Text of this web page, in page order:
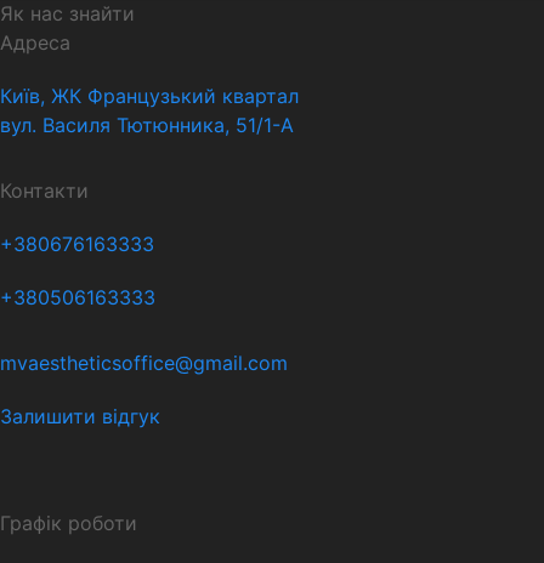
Як нас знайти
Адреса
Київ, ЖК Французький квартал
вул. Василя Тютюнника, 51/1-А
Контакти
+380676163333
+380506163333
mvaestheticsoffice@gmail.com
Залишити відгук
Графік роботи